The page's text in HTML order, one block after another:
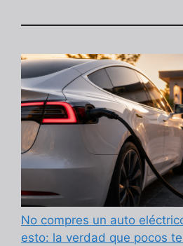
No compres un auto
esto: la verdad que pocos